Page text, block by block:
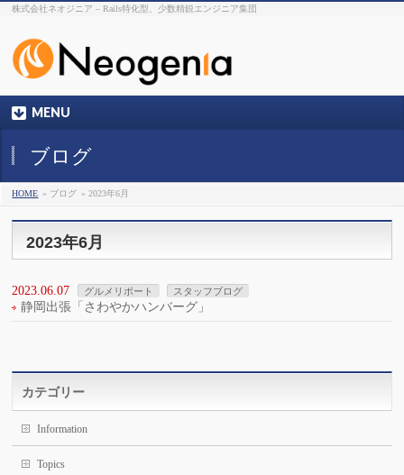
株式会社ネオジニア – Rails特化型、少数精鋭エンジニア集団
MENU
ブログ
HOME » ブログ » 2023年6月
2023年6月
2023.06.07 グルメリポート スタッフブログ
静岡出張「さわやかハンバーグ」
カテゴリー
Information
Topics